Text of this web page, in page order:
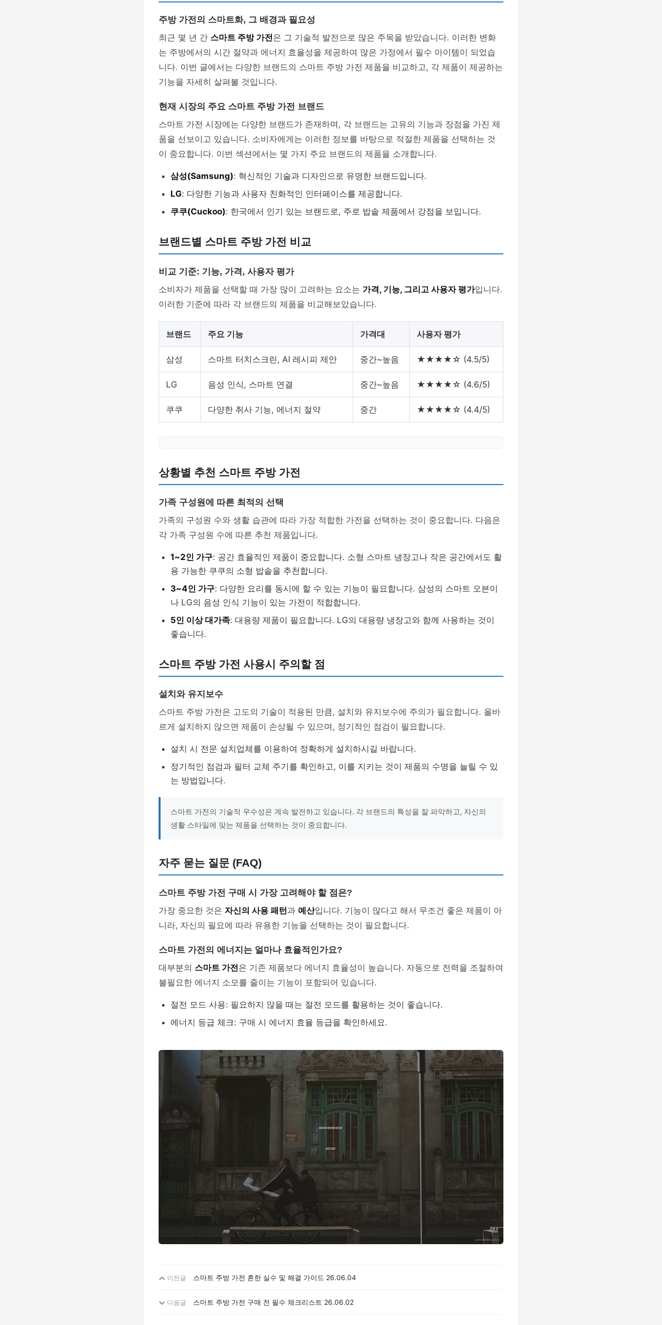
주방 가전의 스마트화, 그 배경과 필요성
최근 몇 년 간 스마트 주방 가전은 그 기술적 발전으로 많은 주목을 받았습니다. 이러한 변화
는 주방에서의 시간 절약과 에너지 효율성을 제공하여 많은 가정에서 필수 아이템이 되었습
니다. 이번 글에서는 다양한 브랜드의 스마트 주방 가전 제품을 비교하고, 각 제품이 제공하는
기능을 자세히 살펴볼 것입니다.
현재 시장의 주요 스마트 주방 가전 브랜드
스마트 가전 시장에는 다양한 브랜드가 존재하며, 각 브랜드는 고유의 기능과 장점을 가진 제
품을 선보이고 있습니다. 소비자에게는 이러한 정보를 바탕으로 적절한 제품을 선택하는 것
이 중요합니다. 이번 섹션에서는 몇 가지 주요 브랜드의 제품을 소개합니다.
삼성(Samsung): 혁신적인 기술과 디자인으로 유명한 브랜드입니다.
LG: 다양한 기능과 사용자 친화적인 인터페이스를 제공합니다.
쿠쿠(Cuckoo): 한국에서 인기 있는 브랜드로, 주로 밥솥 제품에서 강점을 보입니다.
브랜드별 스마트 주방 가전 비교
비교 기준: 기능, 가격, 사용자 평가
소비자가 제품을 선택할 때 가장 많이 고려하는 요소는 가격, 기능, 그리고 사용자 평가입니다.
이러한 기준에 따라 각 브랜드의 제품을 비교해보았습니다.
브랜드 주요 기능 가격대 사용자 평가
삼성 스마트 터치스크린, AI 레시피 제안 중간~높음 ★★★★☆ (4.5/5)
LG 음성 인식, 스마트 연결 중간~높음 ★★★★☆ (4.6/5)
쿠쿠 다양한 취사 기능, 에너지 절약 중간 ★★★★☆ (4.4/5)
상황별 추천 스마트 주방 가전
가족 구성원에 따른 최적의 선택
가족의 구성원 수와 생활 습관에 따라 가장 적합한 가전을 선택하는 것이 중요합니다. 다음은
각 가족 구성원 수에 따른 추천 제품입니다.
1~2인 가구: 공간 효율적인 제품이 중요합니다. 소형 스마트 냉장고나 작은 공간에서도 활
용 가능한 쿠쿠의 소형 밥솥을 추천합니다.
3~4인 가구: 다양한 요리를 동시에 할 수 있는 기능이 필요합니다. 삼성의 스마트 오븐이
나 LG의 음성 인식 기능이 있는 가전이 적합합니다.
5인 이상 대가족: 대용량 제품이 필요합니다. LG의 대용량 냉장고와 함께 사용하는 것이
좋습니다.
스마트 주방 가전 사용시 주의할 점
설치와 유지보수
스마트 주방 가전은 고도의 기술이 적용된 만큼, 설치와 유지보수에 주의가 필요합니다. 올바
르게 설치하지 않으면 제품이 손상될 수 있으며, 정기적인 점검이 필요합니다.
설치 시 전문 설치업체를 이용하여 정확하게 설치하시길 바랍니다.
정기적인 점검과 필터 교체 주기를 확인하고, 이를 지키는 것이 제품의 수명을 늘릴 수 있
는 방법입니다.
스마트 가전의 기술적 우수성은 계속 발전하고 있습니다. 각 브랜드의 특성을 잘 파악하고, 자신의
생활 스타일에 맞는 제품을 선택하는 것이 중요합니다.
자주 묻는 질문 (FAQ)
스마트 주방 가전 구매 시 가장 고려해야 할 점은?
가장 중요한 것은 자신의 사용 패턴과 예산입니다. 기능이 많다고 해서 무조건 좋은 제품이 아
니라, 자신의 필요에 따라 유용한 기능을 선택하는 것이 필요합니다.
스마트 가전의 에너지는 얼마나 효율적인가요?
대부분의 스마트 가전은 기존 제품보다 에너지 효율성이 높습니다. 자동으로 전력을 조절하여
불필요한 에너지 소모를 줄이는 기능이 포함되어 있습니다.
절전 모드 사용: 필요하지 않을 때는 절전 모드를 활용하는 것이 좋습니다.
에너지 등급 체크: 구매 시 에너지 효율 등급을 확인하세요.
이전글 스마트 주방 가전 흔한 실수 및 해결 가이드 26.06.04
다음글 스마트 주방 가전 구매 전 필수 체크리스트 26.06.02